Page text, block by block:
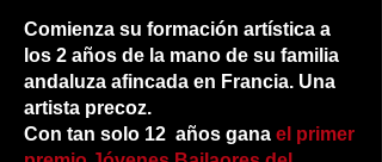
Comienza su formación artística a
los 2 años de la mano de su familia
andaluza afincada en Francia. Una
artista precoz.
Con tan solo 12 años gana el primer